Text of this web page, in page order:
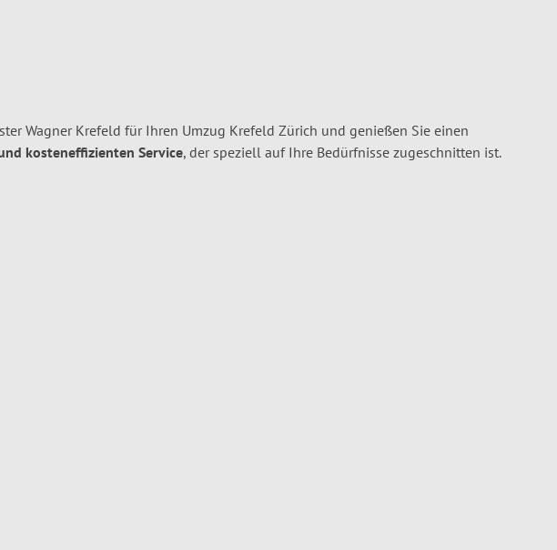
Wagner Krefeld für Ihren Umzug Krefeld Zürich und genießen Sie einen
kosteneffizienten Service, der speziell auf Ihre Bedürfnisse zugeschnitten ist.